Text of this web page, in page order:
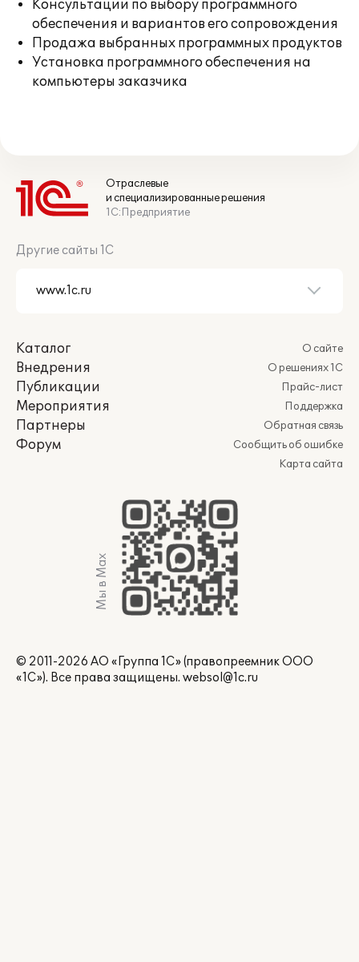
Консультации по выбору программного
обеспечения и вариантов его сопровождения
Продажа выбранных программных продуктов
Установка программного обеспечения на
компьютеры заказчика
Отраслевые
и специализированные решения
1С:Предприятие
Другие сайты 1С
Каталог
Внедрения
Публикации
Мероприятия
Партнеры
Форум
О сайте
О решениях 1С
Прайс-лист
Поддержка
Обратная связь
Сообщить об ошибке
Карта сайта
Мы в Max
© 2011-2026 АО «Группа 1С» (правопреемник ООО
«1С»). Все права защищены. websol@1c.ru